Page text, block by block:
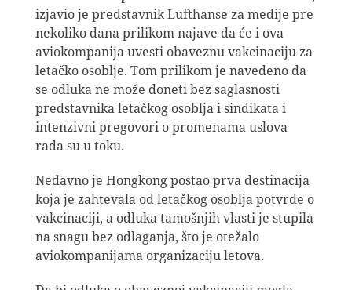
izjavio je predstavnik Lufthanse za medije pre
nekoliko dana prilikom najave da će i ova
aviokompanija uvesti obaveznu vakcinaciju za
letačko osoblje. Tom prilikom je navedeno da
se odluka ne može doneti bez saglasnosti
predstavnika letačkog osoblja i sindikata i
intenzivni pregovori o promenama uslova
rada su u toku.
Nedavno je Hongkong postao prva destinacija
koja je zahtevala od letačkog osoblja potvrde o
vakcinaciji, a odluka tamošnjih vlasti je stupila
na snagu bez odlaganja, što je otežalo
aviokompanijama organizaciju letova.